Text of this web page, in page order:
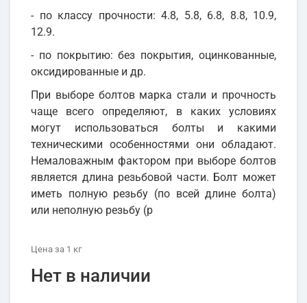
- по классу прочности: 4.8, 5.8, 6.8, 8.8, 10.9,
12.9.
- по покрытию: без покрытия, оцинкованные,
оксидированные и др.
При выборе болтов марка стали и прочность
чаще всего определяют, в каких условиях
могут использоваться болты и какими
техническими особенностями они обладают.
Немаловажным фактором при выборе болтов
является длина резьбовой части. Болт может
иметь полную резьбу (по всей длине болта)
или неполную резьбу (р
Цена за 1 кг
Нет в наличии